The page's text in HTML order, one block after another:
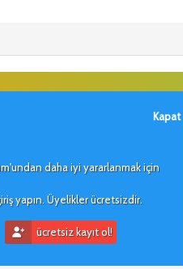
Kapat
daha iyi yararlanmak için
yapın. Üyelikler ücretsizdir.
ücretsiz kayıt ol!
servislerle görüştüm ve 6000-
geldi bana. Garanti bitti özel
?